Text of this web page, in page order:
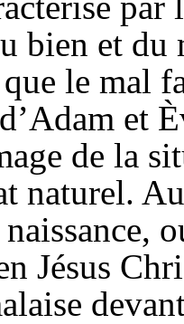
bien et
le mal
et
de la
naturel.
Jésus